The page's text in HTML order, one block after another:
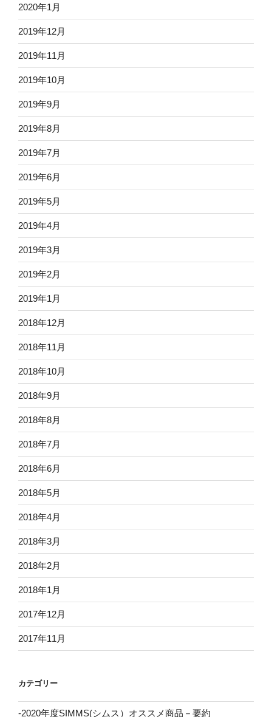
2020年1月
2019年12月
2019年11月
2019年10月
2019年9月
2019年8月
2019年7月
2019年6月
2019年5月
2019年4月
2019年3月
2019年2月
2019年1月
2018年12月
2018年11月
2018年10月
2018年9月
2018年8月
2018年7月
2018年6月
2018年5月
2018年4月
2018年3月
2018年2月
2018年1月
2017年12月
2017年11月
カテゴリー
-2020年度SIMMS(シムス）オススメ商品－要約